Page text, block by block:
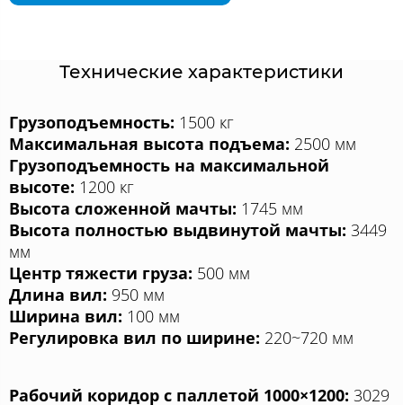
Технические характеристики
Грузоподъемность: 1500 кг
Максимальная высота подъема: 2500 мм
Грузоподъемность на максимальной
высоте: 1200 кг
Высота сложенной мачты: 1745 мм
Высота полностью выдвинутой мачты: 3449
мм
Центр тяжести груза: 500 мм
Длина вил: 950 мм
Ширина вил: 100 мм
Регулировка вил по ширине: 220~720 мм
Рабочий коридор с паллетой 1000×1200: 3029